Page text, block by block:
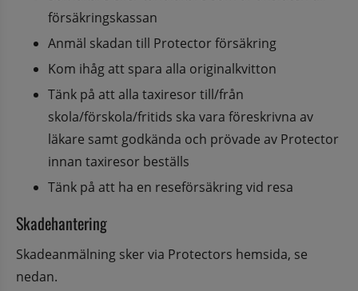
försäkringskassan
Anmäl skadan till Protector försäkring
Kom ihåg att spara alla originalkvitton
Tänk på att alla taxiresor till/från
skola/förskola/fritids ska vara föreskrivna av
läkare samt godkända och prövade av Protector
innan taxiresor beställs
Tänk på att ha en reseförsäkring vid resa
Skadehantering
Skadeanmälning sker via Protectors hemsida, se
nedan.